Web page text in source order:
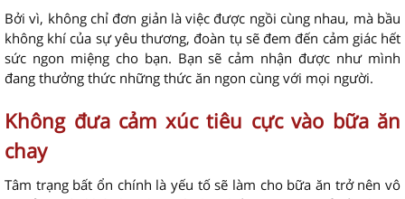
Bởi vì, không chỉ đơn giản là việc được ngồi cùng nhau, mà bầu
không khí của sự yêu thương, đoàn tụ sẽ đem đến cảm giác hết
sức ngon miệng cho bạn. Bạn sẽ cảm nhận được như mình
đang thưởng thức những thức ăn ngon cùng với mọi người.
Không đưa cảm xúc tiêu cực vào bữa ăn
chay
Tâm trạng bất ổn chính là yếu tố sẽ làm cho bữa ăn trở nên vô